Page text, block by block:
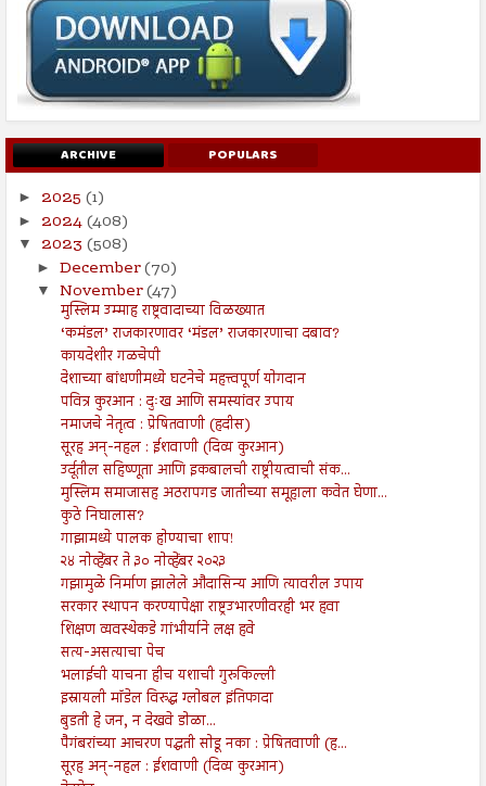
ARCHIVE POPULARS
► 2025 (1)
► 2024(408)
▼ 2023 (508)
► December(70)
▼ November(47)
मुस्लिम उम्माह राष्ट्रवादाच्या विळख्यात
‘कमंडल’ राजकारणावर ‘मंडल’ राजकारणाचा दबाव?
कायदेशीर गळचेपी
देशाच्या बांधणीमध्ये घटनेचे महत्त्वपूर्ण योगदान
पवित्र कुरआन : दुःख आणि समस्यांवर उपाय
नमाजचे नेतृत्व : प्रेषितवाणी (हदीस)
सूरह अन्-नहल : ईशवाणी (दिव्य कुरआन)
उर्दूतील सहिष्णूता आणि इकबालची राष्ट्रीयत्वाची संक...
मुस्लिम समाजासह अठरापगड जातीच्या समूहाला कवेत घेणा...
कुठे निघालास?
गाझामध्ये पालक होण्याचा शाप!
२४ नोव्हेंबर ते ३० नोव्हेंबर २०२३
गझामुळे निर्माण झालेले औदासिन्य आणि त्यावरील उपाय
सरकार स्थापन करण्यापेक्षा राष्ट्रउभारणीवरही भर हवा
शिक्षण व्यवस्थेकडे गांभीर्याने लक्ष हवे
सत्य-असत्याचा पेच
भलाईची याचना हीच यशाची गुरुकिल्ली
इस्रायली मॉडेल विरुद्ध ग्लोबल इंतिफादा
बुडती हे जन, न देखवे डोळा...
पैगंबरांच्या आचरण पद्धती सोडू नका : प्रेषितवाणी (ह...
सूरह अन्-नहल : ईशवाणी (दिव्य कुरआन)